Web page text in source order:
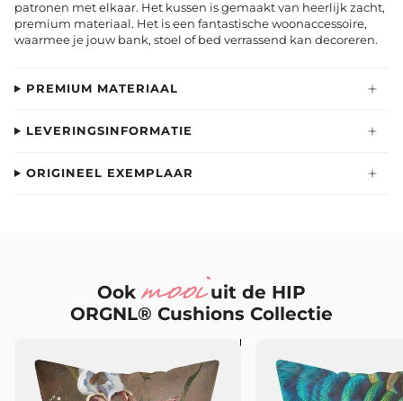
patronen met elkaar. Het kussen is gemaakt van heerlijk zacht,
premium materiaal. Het is een fantastische woonaccessoire,
waarmee je jouw bank, stoel of bed verrassend kan decoreren.
PREMIUM MATERIAAL
LEVERINGSINFORMATIE
ORIGINEEL EXEMPLAAR
Ook mooiuit de HIP
ORGNL® Cushions Collectie